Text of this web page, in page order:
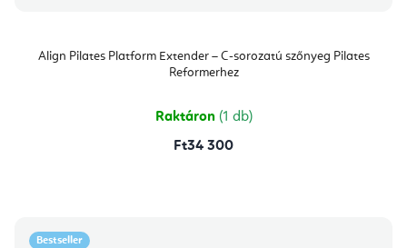
Align Pilates Platform Extender – C-sorozatú szőnyeg Pilates
Reformerhez
Raktáron (1 db)
Ft34 300
Bestseller